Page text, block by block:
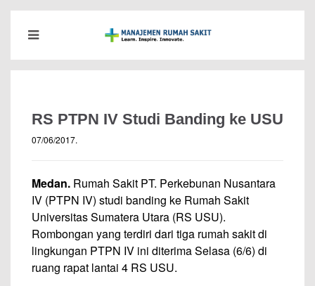
RS PTPN IV Studi Banding ke USU
07/06/2017.
Medan. Rumah Sakit PT. Perkebunan Nusantara
IV (PTPN IV) studi banding ke Rumah Sakit
Universitas Sumatera Utara (RS USU).
Rombongan yang terdiri dari tiga rumah sakit di
lingkungan PTPN IV ini diterima Selasa (6/6) di
ruang rapat lantai 4 RS USU.